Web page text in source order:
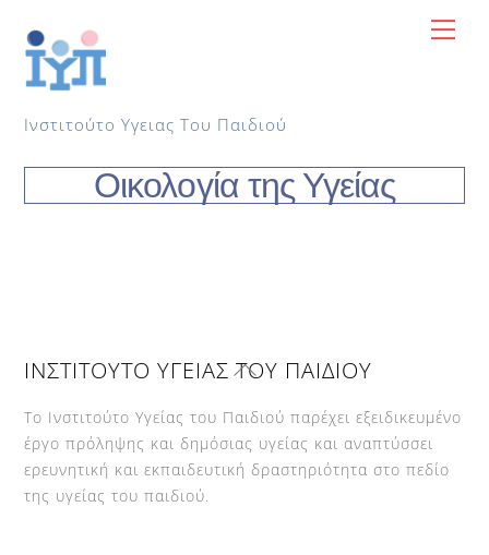
content
Ινστιτούτο Υγειας Του Παιδιού
Οικολογία της Υγείας
Back
Top
ΙΝΣΤΙΤΟΥΤΟ ΥΓΕΙΑΣ ΤΟΥ ΠΑΙΔΙΟΥ
Το Ινστιτούτο Υγείας του Παιδιού παρέχει εξειδικευμένο
έργο πρόληψης και δημόσιας υγείας και αναπτύσσει
ερευνητική και εκπαιδευτική δραστηριότητα στο πεδίο
της υγείας του παιδιού.